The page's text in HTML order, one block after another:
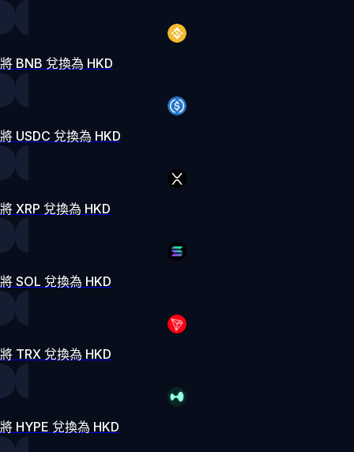
將 BNB 兌換為 HKD
將 USDC 兌換為 HKD
將 XRP 兌換為 HKD
將 SOL 兌換為 HKD
將 TRX 兌換為 HKD
將 HYPE 兌換為 HKD